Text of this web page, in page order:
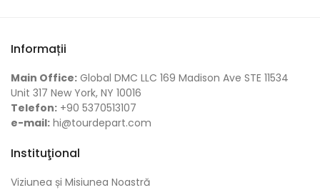
Informații
Main Office: Global DMC LLC 169 Madison Ave STE 11534
Unit 317 New York, NY 10016
Telefon: +90 5370513107
e-mail: hi@tourdepart.com
Instituţional
Viziunea și Misiunea Noastră